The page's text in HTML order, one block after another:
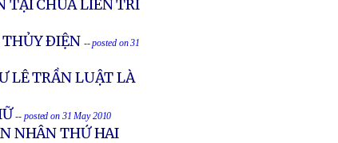
TẠI CHÙA LIÊN TRÌ
THỦY ÐIỆN -- posted on 31
LÊ TRẦN LUẬT LÀ
-- posted on 31 May 2010
NHÂN THỨ HAI